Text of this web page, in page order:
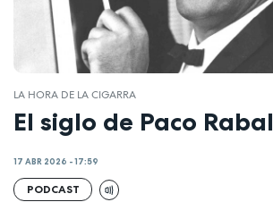
LA HORA DE LA CIGARRA
El siglo de Paco Rabal
17 ABR 2026 - 17:59
PODCAST